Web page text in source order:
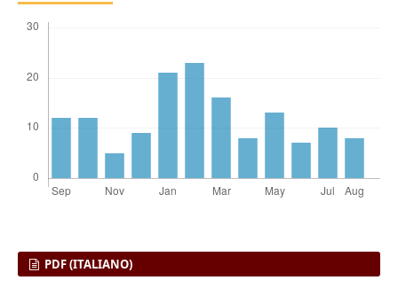
PDF (ITALIANO)